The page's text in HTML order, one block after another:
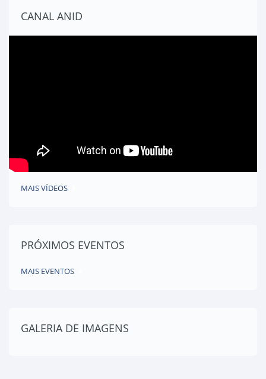
CANAL ANID
MAIS VÍDEOS
PRÓXIMOS EVENTOS
MAIS EVENTOS
GALERIA DE IMAGENS